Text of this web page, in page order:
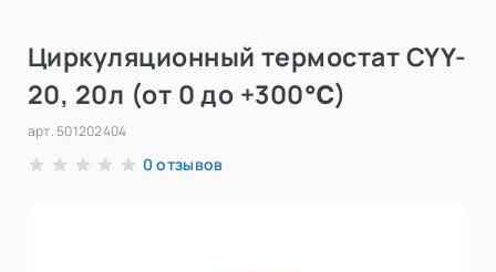
Циркуляционный термостат CYY-
20, 20л (от 0 до +300℃)
арт. 501202404
0 отзывов